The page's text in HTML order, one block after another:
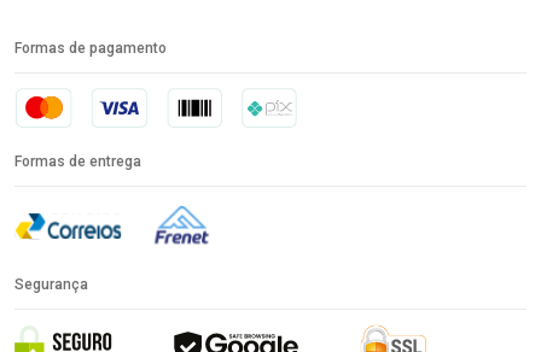
Formas de pagamento
Formas de entrega
Segurança